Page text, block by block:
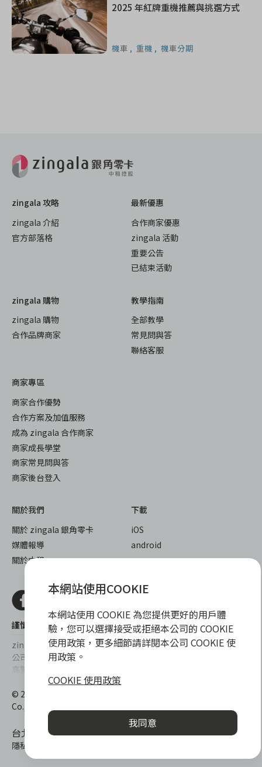
2025 年紅牌重機推薦與挑選方式
機車 重機 機車分期
zingala 攻略
zingala 介紹
官方部落格
最新優惠
合作商家優惠
zingala 活動
重要公告
已結束活動
zingala 購物
zingala 購物
合作品牌商家
教學指南
全部教學
常見問與答
聯絡客服
商家專區
商家合作優勢
合作方案及加值服務
成為 zingala 合作商家
商家成長學堂
商家常見問與答
商家後台登入
關於我們
關於 zingala 銀角零卡
媒體報導
關於中租
下載
iOS
android
謹慎衡量自身財務狀況，理性理財最安心
zingala銀角零卡/仲信資融沒有代辦公司及代辦業務，也未與代辦
公司合作，更不會要求您提供實體銀行提款卡或實體信用卡，請提
高警覺，勿受騙上當！
提醒您，消費前請審慎評估財務狀況，理性理財最安心。總費用年
百分率區間為0%~15.9%，實際費用率，仍以各合作商家提供之商
品或服務為準，且每一案件實際之年百分率仍視其個別產品及分期
往來條件而有所不同，總費用年百分率不等於分期費用率。
© 2022 仲信資融股份有限公司 Chailease Consumer Finance
Co., Ltd. All Rights Reserved.
台北市內湖區內湖路一段392號6F
隱私權保護政策
本網站使用COOKIE
本網站使用 COOKIE 為您提供更好的用戶體
驗，您可以選擇接受或拒絕本公司的 COOKIE
使用政策，更多細節請詳閱本公司 COOKIE 使
用政策。
COOKIE 使用政策
我同意